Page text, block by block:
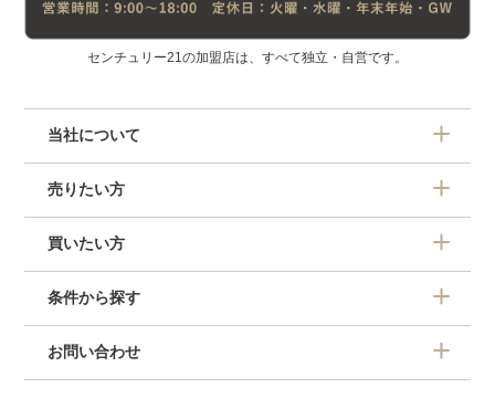
センチュリー21の加盟店は、すべて独立・自営です。
当社について
売りたい方
買いたい方
条件から探す
お問い合わせ